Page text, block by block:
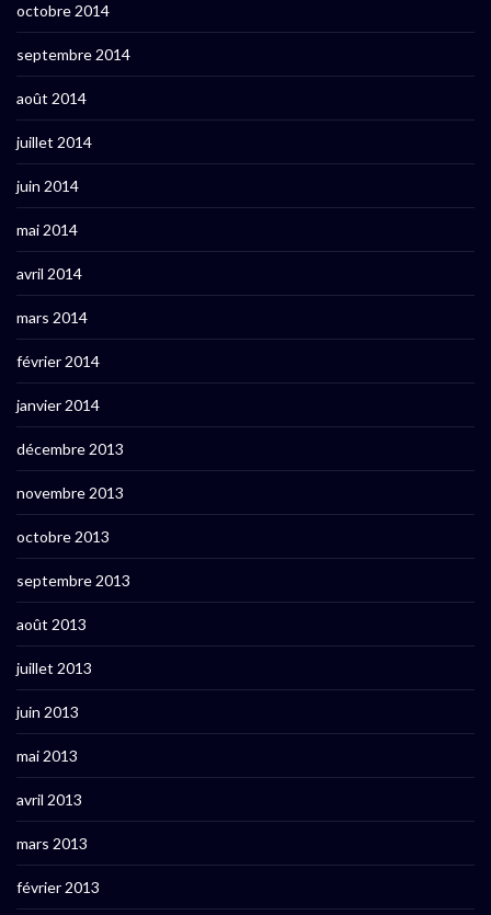
octobre 2014
septembre 2014
août 2014
juillet 2014
juin 2014
mai 2014
avril 2014
mars 2014
février 2014
janvier 2014
décembre 2013
novembre 2013
octobre 2013
septembre 2013
août 2013
juillet 2013
juin 2013
mai 2013
avril 2013
mars 2013
février 2013